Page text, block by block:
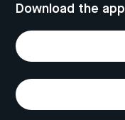
Download the app